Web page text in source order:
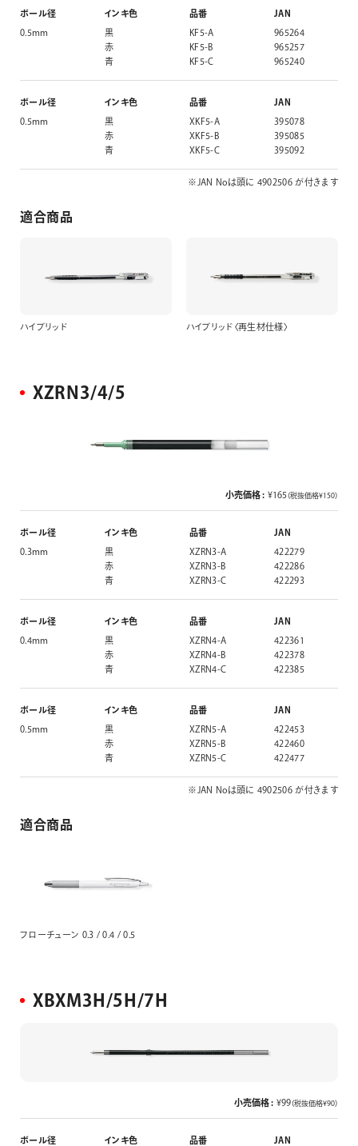
ボール径 インキ色 品番 JAN
0.5mm 黒 KF5-A
965264
赤
KF5-B
965257
青
KF5-C 965240
ボール径 インキ色 品番 JAN
0.5mm 黒 XKF5-A
395078
赤
XKF5-B
395085
青
XKF5-C 395092
※JAN Noは頭に 4902506 が付きます
適合商品
ハイブリッド ハイブリッド〈再生材仕様〉
XZRN3/4/5
小売価格 : ¥165（税抜価格¥150）
ボール径 インキ色 品番 JAN
0.3mm 黒 XZRN3-A
422279
赤
XZRN3-B
422286
青
XZRN3-C 422293
ボール径 インキ色 品番 JAN
0.4mm 黒 XZRN4-A
422361
赤
XZRN4-B
422378
青
XZRN4-C 422385
ボール径 インキ色 品番 JAN
0.5mm 黒 XZRN5-A
422453
赤
XZRN5-B
422460
青
XZRN5-C 422477
※JAN Noは頭に 4902506 が付きます
適合商品
フローチューン 0.3 / 0.4 / 0.5
XBXM3H/5H/7H
小売価格 : ¥99（税抜価格¥90）
ボール径 インキ色 品番 JAN